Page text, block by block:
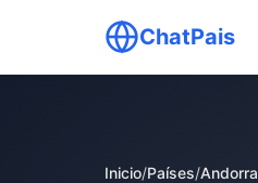
ChatPais
Inicio/Países/Andorra